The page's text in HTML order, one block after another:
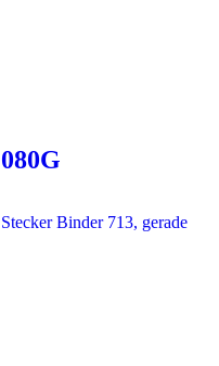
080G
Stecker Binder 713, gerade